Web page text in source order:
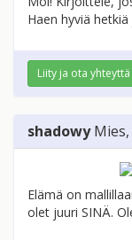
Haen hyviä hetkiä
Liity ja ota yhteyttä
shadowy Mies
Elämä on
olet juuri SINÄ.